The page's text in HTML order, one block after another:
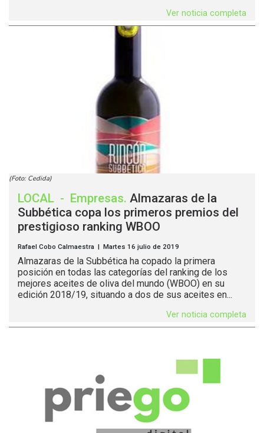
Ver noticia completa
(Foto: Cedida)
LOCAL - Empresas. Almazaras de la
Subbética copa los primeros premios del
prestigioso ranking WBOO
Rafael Cobo Calmaestra | Martes 16 julio de 2019
Almazaras de la Subbética ha copado la primera
posición en todas las categorías del ranking de los
mejores aceites de oliva del mundo (WBOO) en su
edición 2018/19, situando a dos de sus aceites en...
Ver noticia completa